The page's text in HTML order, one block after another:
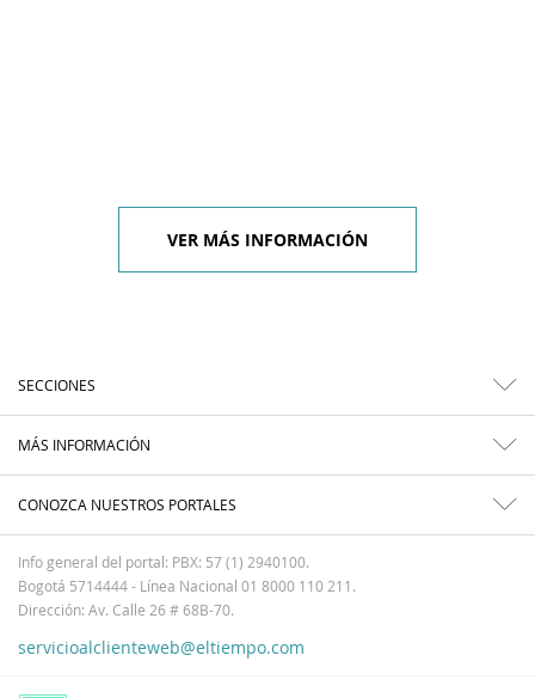
VER MÁS INFORMACIÓN
SECCIONES
MÁS INFORMACIÓN
CONOZCA NUESTROS PORTALES
Info general del portal: PBX: 57 (1) 2940100.
Bogotá 5714444 - Línea Nacional 01 8000 110 211.
Dirección: Av. Calle 26 # 68B-70.
servicioalclienteweb@eltiempo.com